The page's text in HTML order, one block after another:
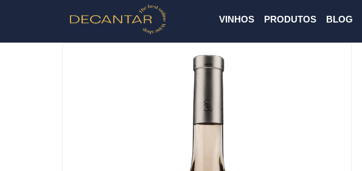
VINHOS PRODUTOS BLOG